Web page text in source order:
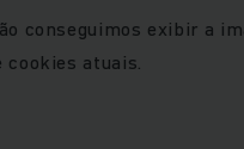
conseguimos exibir a
cookies atuais.